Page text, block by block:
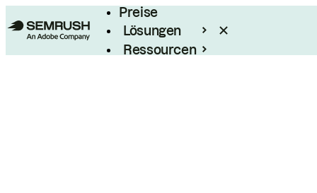
Preise
Lösungen
Ressourcen